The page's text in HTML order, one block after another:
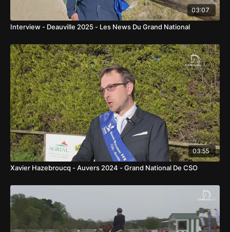
03:07
Interview - Deauville 2025 - Les News Du Grand National
03:55
Xavier Hazebroucq - Auvers 2024 - Grand National De CSO